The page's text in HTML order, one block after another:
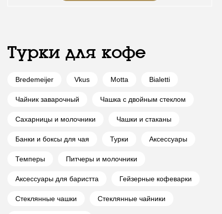
Турки для кофе
Bredemeijer Vkus Motta Bialetti
Чайник заварочный Чашка с двойным стеклом
Сахарницы и молочники Чашки и стаканы
Банки и боксы для чая Турки Аксессуары
Темперы Питчеры и молочники
Аксессуары для баристта Гейзерные кофеварки
Стеклянные чашки Стеклянные чайники